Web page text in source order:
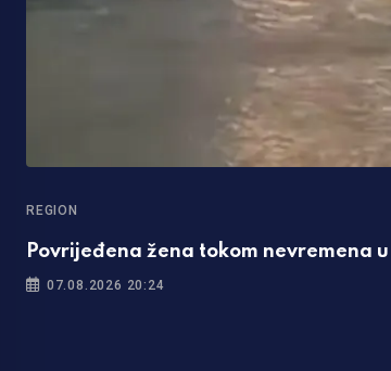
REGION
Povrijeđena žena tokom nevremena
07.08.2026 20:24